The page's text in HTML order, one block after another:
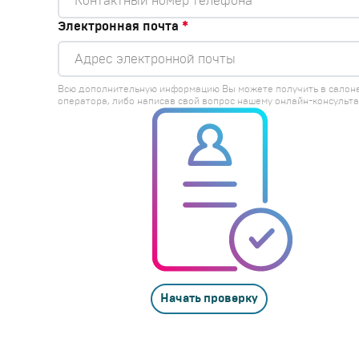
Электронная почта *
Всю дополнительную информацию Вы можете получить в
оператора, либо написав свой вопрос нашему онлайн-
Начать проверку